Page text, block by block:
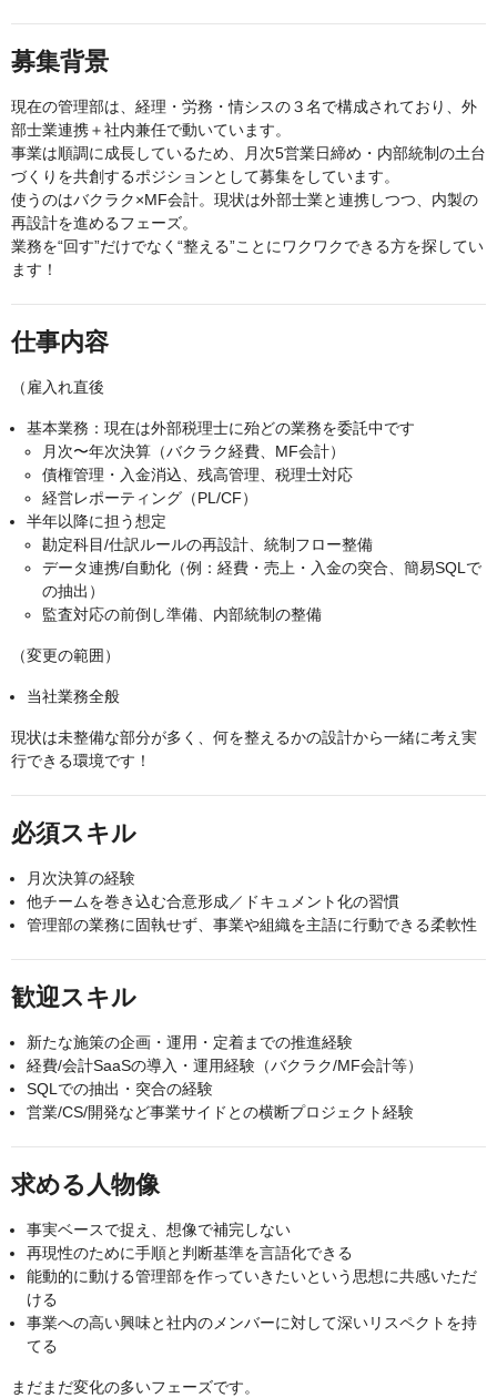
募集背景
現在の管理部は、経理・労務・情シスの３名で構成されており、外
部士業連携＋社内兼任で動いています。
事業は順調に成長しているため、月次5営業日締め・内部統制の土台
づくりを共創するポジションとして募集をしています。
使うのはバクラク×MF会計。現状は外部士業と連携しつつ、内製の
再設計を進めるフェーズ。
業務を“回す”だけでなく“整える”ことにワクワクできる方を探してい
ます！
仕事内容
（雇入れ直後
基本業務：現在は外部税理士に殆どの業務を委託中です
月次〜年次決算（バクラク経費、MF会計）
債権管理・入金消込、残高管理、税理士対応
経営レポーティング（PL/CF）
半年以降に担う想定
勘定科目/仕訳ルールの再設計、統制フロー整備
データ連携/自動化（例：経費・売上・入金の突合、簡易SQLで
の抽出）
監査対応の前倒し準備、内部統制の整備
（変更の範囲）
当社業務全般
現状は未整備な部分が多く、何を整えるかの設計から一緒に考え実
行できる環境です！
必須スキル
月次決算の経験
他チームを巻き込む合意形成／ドキュメント化の習慣
管理部の業務に固執せず、事業や組織を主語に行動できる柔軟性
歓迎スキル
新たな施策の企画・運用・定着までの推進経験
経費/会計SaaSの導入・運用経験（バクラク/MF会計等）
SQLでの抽出・突合の経験
営業/CS/開発など事業サイドとの横断プロジェクト経験
求める人物像
事実ベースで捉え、想像で補完しない
再現性のために手順と判断基準を言語化できる
能動的に動ける管理部を作っていきたいという思想に共感いただ
ける
事業への高い興味と社内のメンバーに対して深いリスペクトを持
てる
まだまだ変化の多いフェーズです。